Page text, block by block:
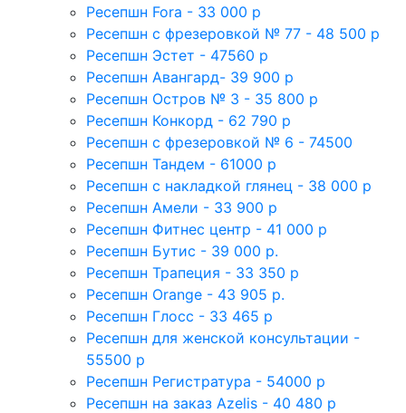
Ресепшн Fora - 33 000 р
Ресепшн с фрезеровкой № 77 - 48 500 р
Ресепшн Эстет - 47560 р
Ресепшн Авангард- 39 900 р
Ресепшн Остров № 3 - 35 800 р
Ресепшн Конкорд - 62 790 р
Ресепшн с фрезеровкой № 6 - 74500
Ресепшн Тандем - 61000 р
Ресепшн с накладкой глянец - 38 000 р
Ресепшн Амели - 33 900 р
Ресепшн Фитнес центр - 41 000 р
Ресепшн Бутис - 39 000 р.
Ресепшн Трапеция - 33 350 р
Ресепшн Orange - 43 905 р.
Ресепшн Глосс - 33 465 р
Ресепшн для женской консультации -
55500 р
Ресепшн Регистратура - 54000 р
Ресепшн на заказ Azelis - 40 480 р